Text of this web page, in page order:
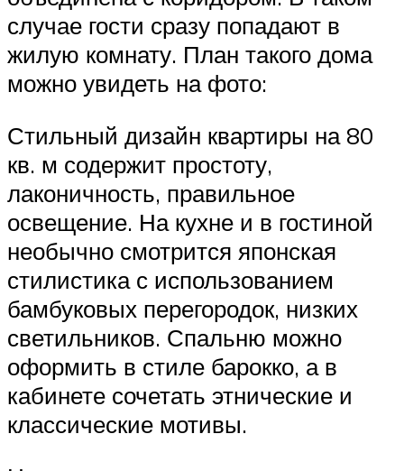
случае гости сразу попадают в
жилую комнату. План такого дома
можно увидеть на фото:
Стильный дизайн квартиры на 80
кв. м содержит простоту,
лаконичность, правильное
освещение. На кухне и в гостиной
необычно смотрится японская
стилистика с использованием
бамбуковых перегородок, низких
светильников. Спальню можно
оформить в стиле барокко, а в
кабинете сочетать этнические и
классические мотивы.